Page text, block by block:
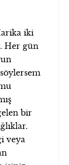
iki
Her gün
bir
veya